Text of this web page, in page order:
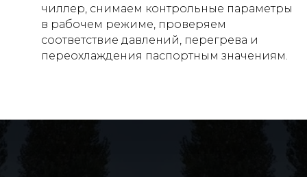
чиллер, снимаем контрольные параметры
в рабочем режиме, проверяем
соответствие давлений, перегрева и
переохлаждения паспортным значениям.